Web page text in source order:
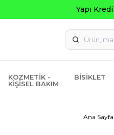
KOZMETIK -
KIŞISEL BAKIM
BISIKLET
Ana Sayfa